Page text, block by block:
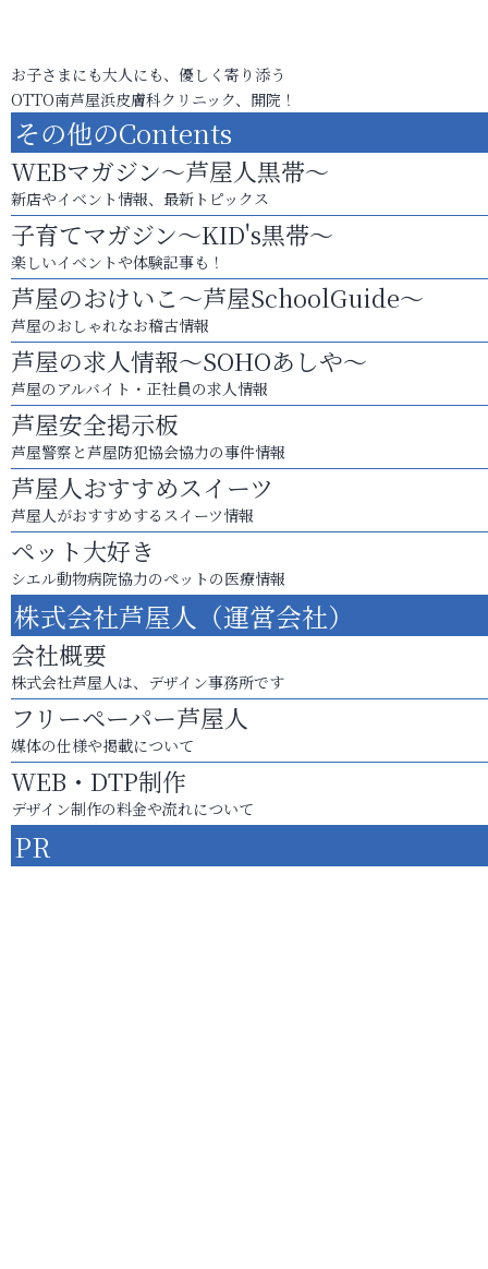
お子さまにも大人にも、優しく寄り添う
OTTO南芦屋浜皮膚科クリニック、開院！
その他のContents
WEBマガジン～芦屋人黒帯～
新店やイベント情報、最新トピックス
子育てマガジン～KID's黒帯～
楽しいイベントや体験記事も！
芦屋のおけいこ～芦屋SchoolGuide～
芦屋のおしゃれなお稽古情報
芦屋の求人情報～SOHOあしや～
芦屋のアルバイト・正社員の求人情報
芦屋安全掲示板
芦屋警察と芦屋防犯協会協力の事件情報
芦屋人おすすめスイーツ
芦屋人がおすすめするスイーツ情報
ペット大好き
シエル動物病院協力のペットの医療情報
株式会社芦屋人（運営会社）
会社概要
株式会社芦屋人は、デザイン事務所です
フリーペーパー芦屋人
媒体の仕様や掲載について
WEB・DTP制作
デザイン制作の料金や流れについて
PR